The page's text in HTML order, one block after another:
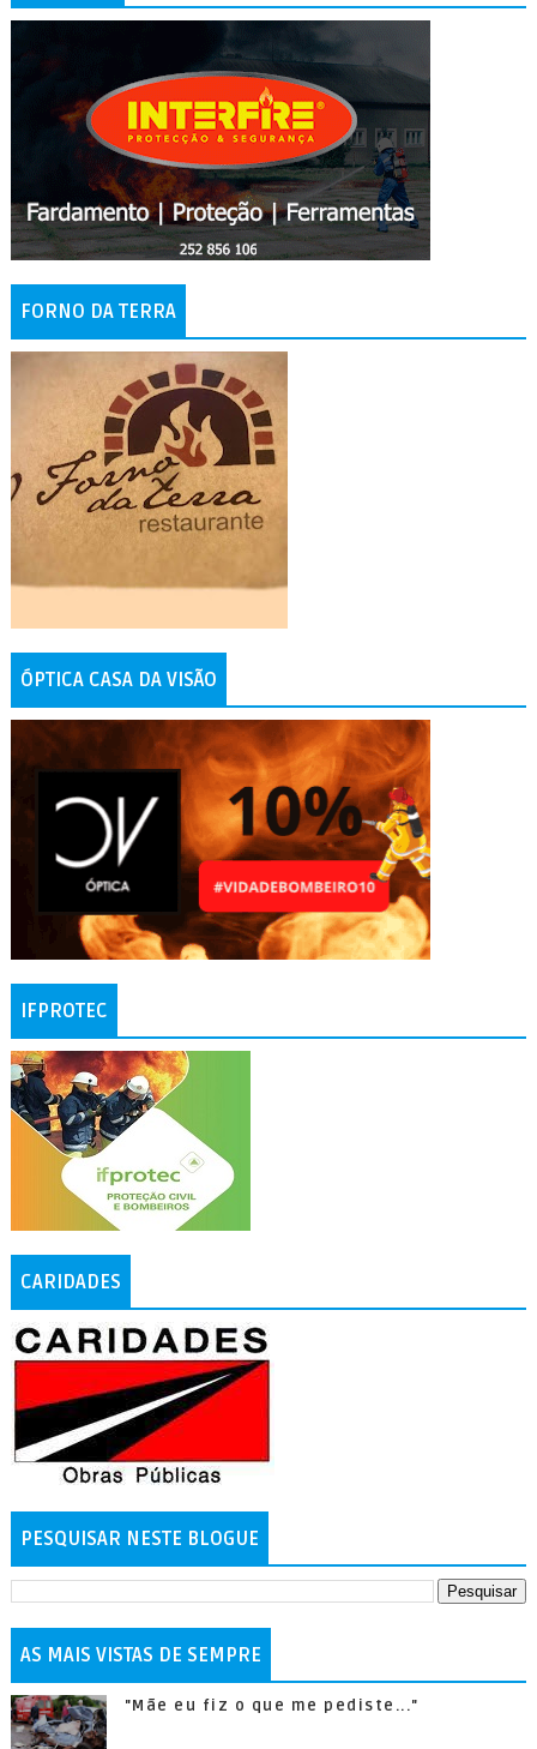
FORNO DA TERRA
ÓPTICA CASA DA VISÃO
IFPROTEC
CARIDADES
PESQUISAR NESTE BLOGUE
AS MAIS VISTAS DE SEMPRE
"Mãe eu fiz o que me pediste..."